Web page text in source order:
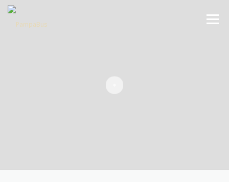
Zum
Inhalt
springen
Menü